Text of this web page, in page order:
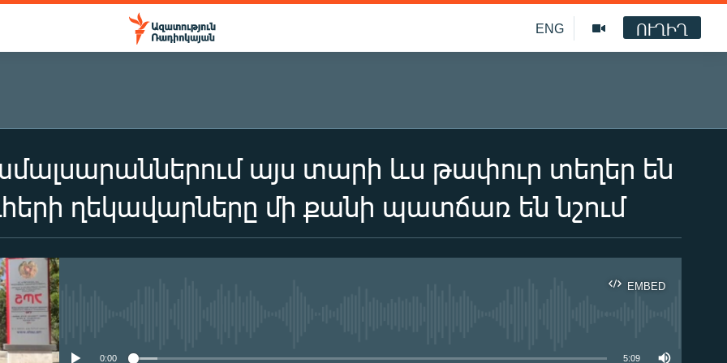
ENG ՈՒՂԻՂ
այս տարի ևս թափուր տեղեր են
ղեկավարները մի քանի պատճառ են նշում
EMBED
0:00 5:09